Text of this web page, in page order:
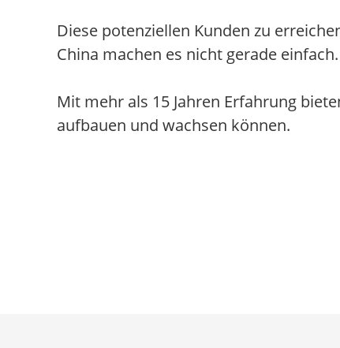
Diese potenziellen Kunden zu
China machen es nicht gerade
Mit mehr als 15 Jahren Erfahrung
aufbauen und wachsen können.